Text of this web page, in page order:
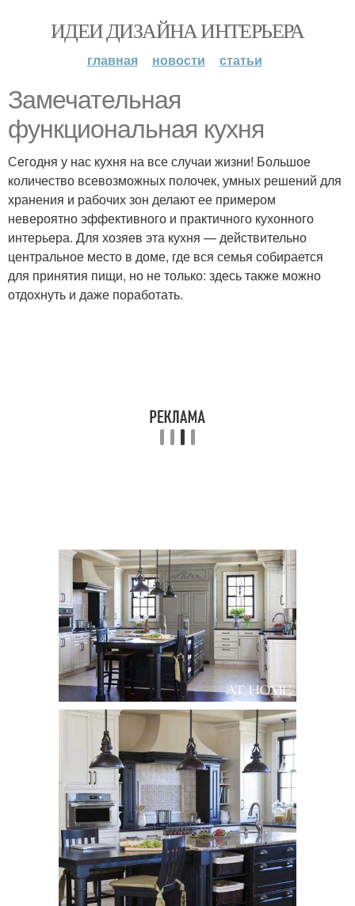
ИДЕИ ДИЗАЙНА ИНТЕРЬЕРА
главная новости статьи
Замечательная
функциональная кухня
Сегодня у нас кухня на все случаи жизни! Большое
количество всевозможных полочек, умных решений для
хранения и рабочих зон делают ее примером
невероятно эффективного и практичного кухонного
интерьера. Для хозяев эта кухня — действительно
центральное место в доме, где вся семья собирается
для принятия пищи, но не только: здесь также можно
отдохнуть и даже поработать.